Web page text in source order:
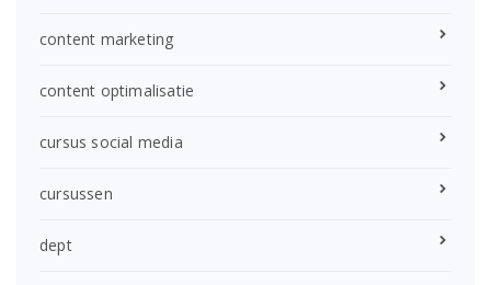
content marketing
content optimalisatie
cursus social media
cursussen
dept